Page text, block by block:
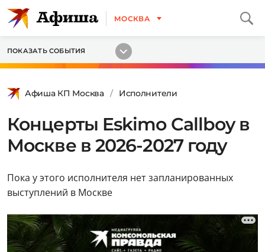
МОСКВА
ПОКАЗАТЬ СОБЫТИЯ
Афиша КП Москва Исполнители
Концерты Eskimo Callboy в
Москве в 2026-2027 году
Пока у этого исполнителя нет запланированных
выступлений в Москве